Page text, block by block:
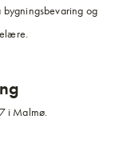
og
i Malmø.